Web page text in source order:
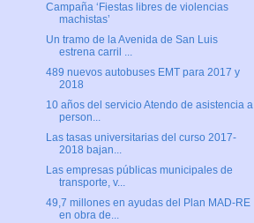
Campaña ‘Fiestas libres de violencias
machistas’
Un tramo de la Avenida de San Luis
estrena carril ...
489 nuevos autobuses EMT para 2017 y
2018
10 años del servicio Atendo de asistencia a
person...
Las tasas universitarias del curso 2017-
2018 bajan...
Las empresas públicas municipales de
transporte, v...
49,7 millones en ayudas del Plan MAD-RE
en obra de...